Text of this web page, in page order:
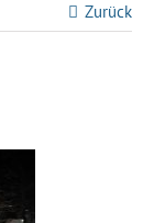
Zurück